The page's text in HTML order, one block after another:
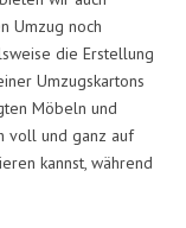
Umzug noch
die Erstellung
Umzugskartons
Möbeln und
voll und ganz auf
kannst, während